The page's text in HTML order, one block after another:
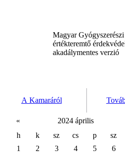
Magyar
értékteremtő
akadálymentes verzió
A Kamaráról
«
2024 április
h
k sz cs p
sz
1
2 3 4 5
6